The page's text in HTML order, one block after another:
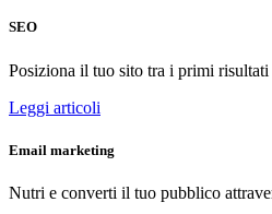
SEO
Posiziona il tuo sito tra i primi
Leggi articoli
Email marketing
Nutri e converti il tuo pubblico